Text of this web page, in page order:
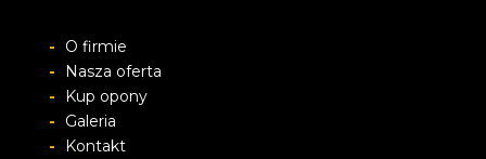
-
O firmie
-
Nasza oferta
-
Kup opony
-
Galeria
-
Kontakt